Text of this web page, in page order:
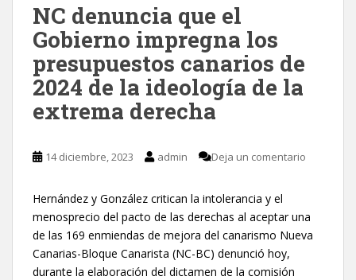
NC denuncia que el
Gobierno impregna los
presupuestos canarios de
2024 de la ideología de la
extrema derecha
14 diciembre, 2023 admin Deja un comentario
Hernández y González critican la intolerancia y el
menosprecio del pacto de las derechas al aceptar una
de las 169 enmiendas de mejora del canarismo Nueva
Canarias-Bloque Canarista (NC-BC) denunció hoy,
durante la elaboración del dictamen de la comisión